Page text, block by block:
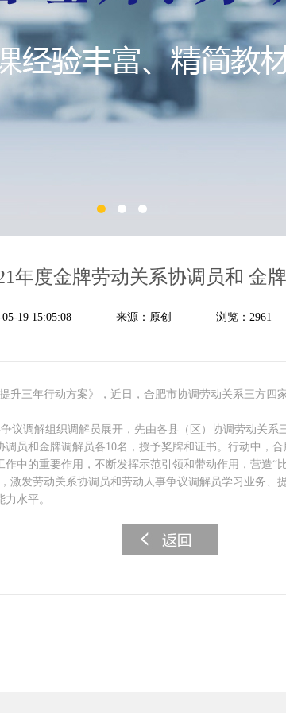
年度金牌劳动关系协调员和 金
19 15:05:08 来源：原创 浏览：2961
升三年行动方案》，近日，合肥市协调劳动关系三方四
议调解组织调解员展开，先由各县（区）协调劳动关
员和金牌调解员各10名，授予奖牌和证书。行动中，
中的重要作用，不断发挥示范引领和带动作用，营造“
激发劳动关系协调员和劳动人事争议调解员学习业务
水平。